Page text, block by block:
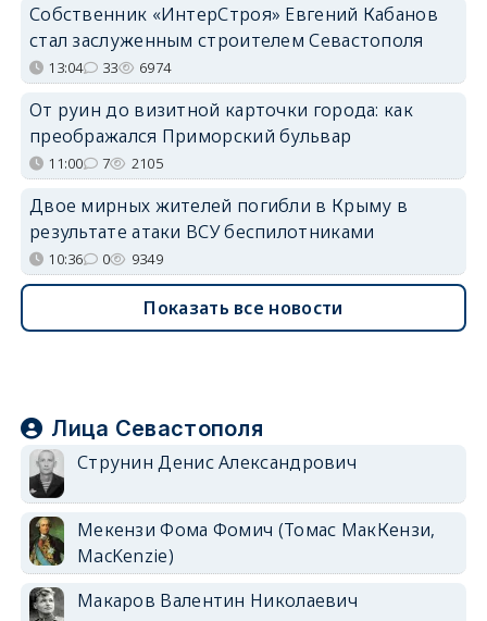
Собственник «ИнтерСтроя» Евгений Кабанов
стал заслуженным строителем Севастополя
13:04 33 6974
От руин до визитной карточки города: как
преображался Приморский бульвар
11:00 7 2105
Двое мирных жителей погибли в Крыму в
результате атаки ВСУ беспилотниками
10:36 0 9349
Показать все новости
Лица Севастополя
Струнин Денис Александрович
Мекензи Фома Фомич (Томас МакКензи,
MacKenzie)
Макаров Валентин Николаевич